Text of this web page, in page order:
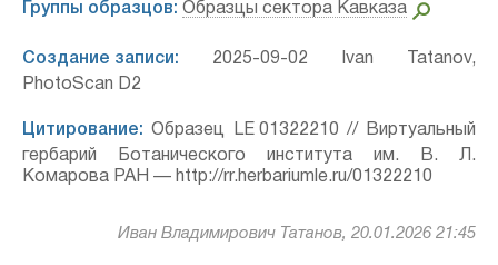
Группы образцов: Образцы сектора Кавказа
Создание записи: 2025-09-02 Ivan Tatanov,
PhotoScan D2
Цитирование: Образец LE 01322210 // Виртуальный
гербарий Ботанического института им. В. Л.
Комарова РАН — http://rr.herbariumle.ru/01322210
Иван Владимирович Татанов, 20.01.2026 21:45